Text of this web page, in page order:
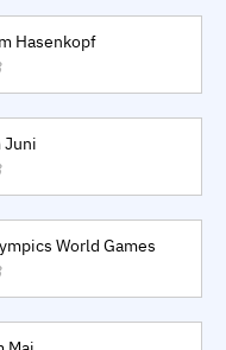
Hasenkopf
Juni
World Games